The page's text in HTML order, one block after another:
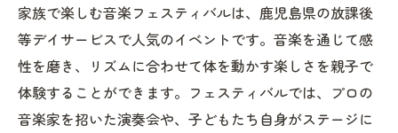
家族で楽しむ音楽フェスティバルは、鹿児島県の放課後
等デイサービスで人気のイベントです。音楽を通じて感
性を磨き、リズムに合わせて体を動かす楽しさを親子で
体験することができます。フェスティバルでは、プロの
音楽家を招いた演奏会や、子どもたち自身がステージに